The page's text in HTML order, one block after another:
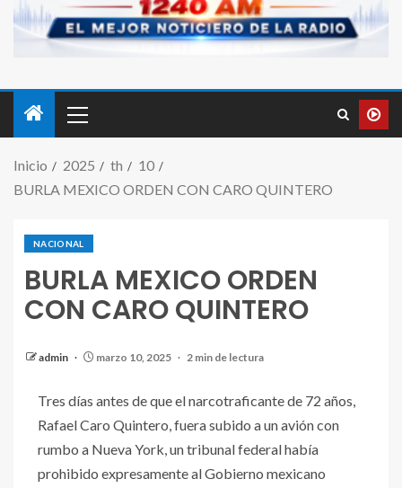
Inicio 2025 th
10
BURLA MEXICO ORDEN CON CARO QUINTERO
NACIONAL
BURLA MEXICO ORDEN
CON CARO QUINTERO
admin marzo 10, 2025 2 min de lectura
Tres días antes de que el narcotraficante de 72 años,
Rafael Caro Quintero, fuera subido a un avión con
rumbo a Nueva York, un tribunal federal había
prohibido expresamente al Gobierno mexicano